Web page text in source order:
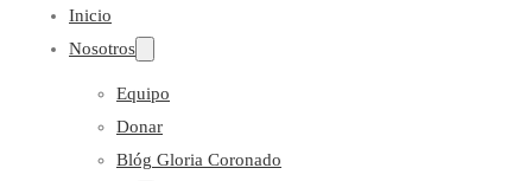
Inicio
Nosotros
Equipo
Donar
Blóg Gloria Coronado